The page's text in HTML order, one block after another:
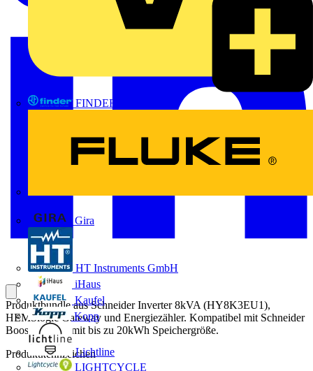
FINDER
Gira
HT Instruments GmbH
iHaus
Kaufel
Kopp
Lichtline
LIGHTCYCLE
Produktbundle aus Schneider Inverter 8kVA (HY8K3EU1),
HEMSlogic Gateway und Energiezähler. Kompatibel mit Schneider
Boost Batterie mit bis zu 20kWh Speichergröße.
Produktkennzeichen